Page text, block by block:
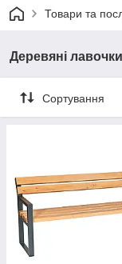
Товари та
Деревяні
Сортування